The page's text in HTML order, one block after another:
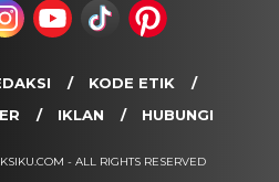
Dalang Demo 25
Bukan Intervensi Asing